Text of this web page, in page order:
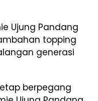
Ujung Pandang
topping
generasi
berpegang